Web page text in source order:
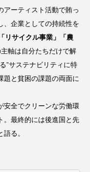
アーティスト活動で賄っ
、企業としての持続性を
リサイクル事業」「農
軸は自分たちだけで解
”サステナビリティに特
題と貧困の課題の両面に
安全でクリーンな労働環
。最終的には後進国と先
る。